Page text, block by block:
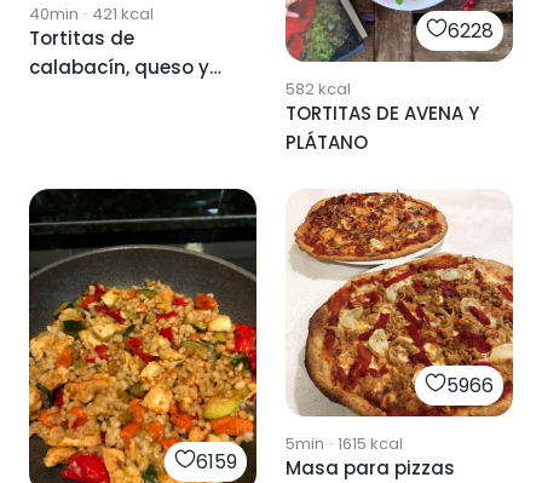
40min · 421 kcal
Tortitas de
calabacín, queso y
6228
582kcal
TORTITAS DE AVENA Y
PLÁTANO
6159
5966
5min · 1615 kcal
Masa para pizzas